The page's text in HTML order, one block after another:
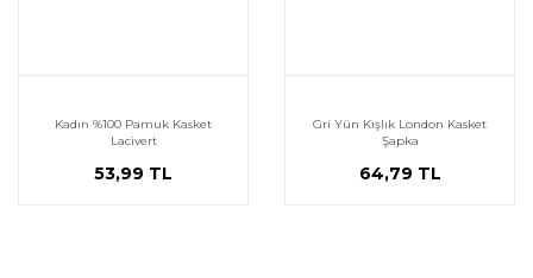
Kadın %100 Pamuk Kasket
Lacivert
53,99 TL
Gri Yün Kışlık London Kasket
Şapka
64,79 TL